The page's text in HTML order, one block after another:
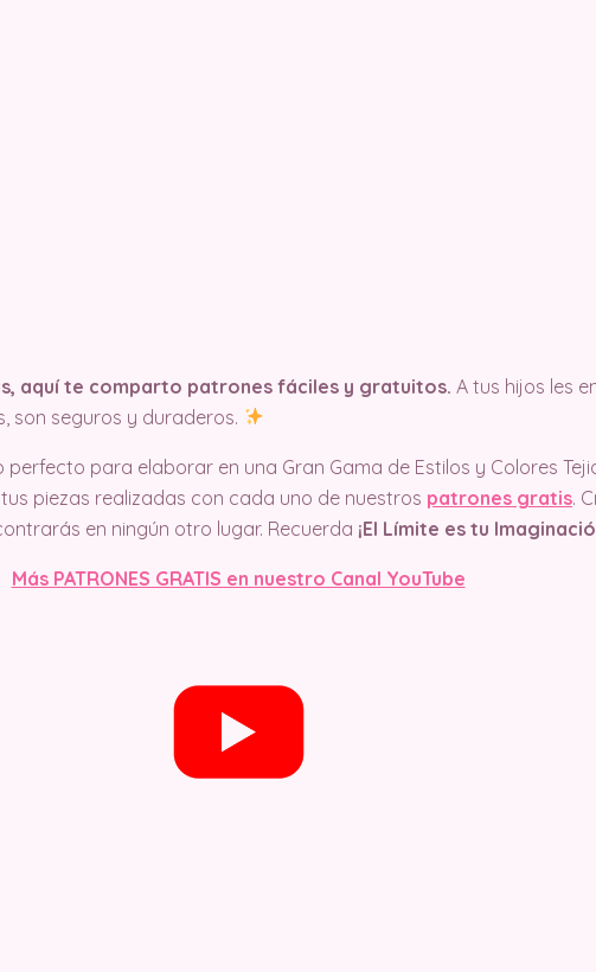
aquí te comparto patrones fáciles y gratuitos. A tus hijos les
son seguros y duraderos.
perfecto para elaborar en una Gran Gama de Estilos y Colores
piezas realizadas con cada uno de nuestros patrones gratis.
en ningún otro lugar. Recuerda ¡El Límite es tu
Más PATRONES GRATIS en nuestro Canal YouTube